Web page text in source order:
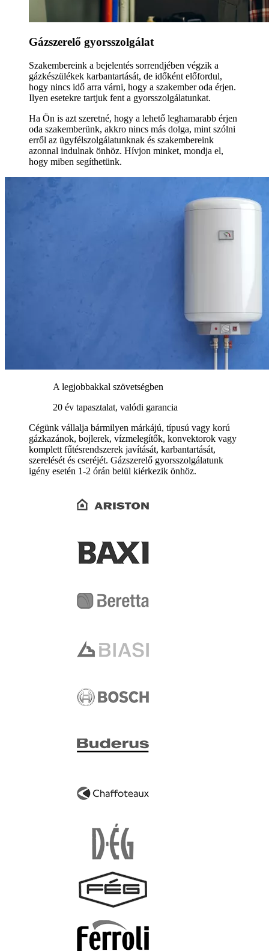
Gázszerelő gyorsszolgálat
Szakembereink a bejelentés sorrendjében végzik a
gázkészülékek karbantartását, de időként előfordul,
hogy nincs idő arra várni, hogy a szakember oda érjen.
Ilyen esetekre tartjuk fent a gyorsszolgálatunkat.
Ha Ön is azt szeretné, hogy a lehető leghamarabb érjen
oda szakemberünk, akkro nincs más dolga, mint szólni
erről az ügyfélszolgálatunknak és szakembereink
azonnal indulnak önhöz. Hívjon minket, mondja el,
hogy miben segíthetünk.
A legjobbakkal szövetségben
20 év tapasztalat, valódi garancia
Cégünk vállalja bármilyen márkájú, típusú vagy korú
gázkazánok, bojlerek, vízmelegítők, konvektorok vagy
komplett fűtésrendszerek javítását, karbantartását,
szerelését és cseréjét. Gázszerelő gyorsszolgálatunk
igény esetén 1-2 órán belül kiérkezik önhöz.